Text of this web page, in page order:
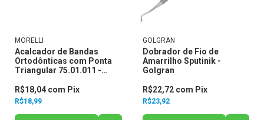
MORELLI
Acalcador de Bandas
Ortodônticas com Ponta
Triangular 75.01.011 -
R$18,99
R$18,04 com Pix
GOLGRAN
Dobrador de Fio de
Amarrilho Sputinik -
Golgran
R$23,92
R$22,72 com Pix